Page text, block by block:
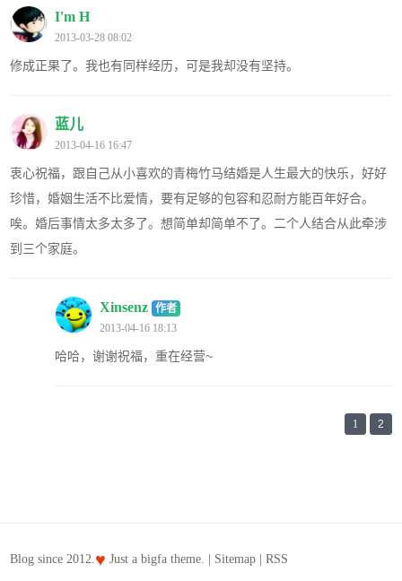
I'm H
2013-03-28 08:02
修成正果了。我也有同样经历，可是我却没有坚持。
蓝儿
2013-04-16 16:47
衷心祝福，跟自己从小喜欢的青梅竹马结婚是人生最大的快乐，好好
珍惜，婚姻生活不比爱情，要有足够的包容和忍耐方能百年好合。
唉。婚后事情太多太多了。想简单却简单不了。二个人结合从此牵涉
到三个家庭。
Xinsenz 作者
2013-04-16 18:13
哈哈，谢谢祝福，重在经营~
1 2
Blog since 2012. ♥ Just abigfa theme. | Sitemap |RSS